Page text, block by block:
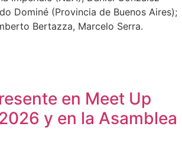
Dominé (Provincia de Buenos Aires);
Bertazza, Marcelo Serra.
en Meet Up
y en la Asamblea